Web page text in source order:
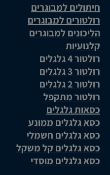
חיתולים למבוגרים
רולטורים למבוגרים
הליכונים למבוגרים
קלנועיות
רולטור 4 גלגלים
רולטור 3 גלגלים
רולטור 2 גלגלים
רולטור מתקפל
כסאות גלגלים
כסא גלגלים ממונע
כסא גלגלים חשמלי
כסא גלגלים קל משקל
כסא גלגלים מוסדי